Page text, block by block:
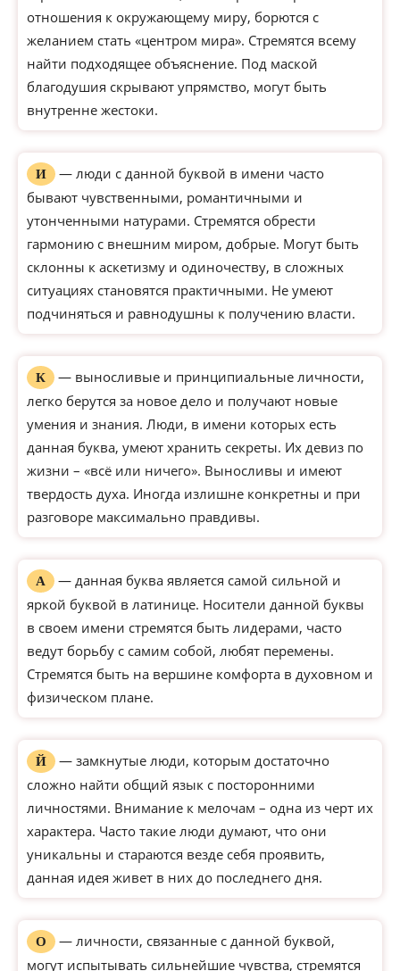
отношения к окружающему миру, борются с
желанием стать «центром мира». Стремятся всему
найти подходящее объяснение. Под маской
благодушия скрывают упрямство, могут быть
внутренне жестоки.
И
— люди с данной буквой в имени часто
бывают чувственными, романтичными и
утонченными натурами. Стремятся обрести
гармонию с внешним миром, добрые. Могут быть
склонны к аскетизму и одиночеству, в сложных
ситуациях становятся практичными. Не умеют
подчиняться и равнодушны к получению власти.
К
— выносливые и принципиальные личности,
легко берутся за новое дело и получают новые
умения и знания. Люди, в имени которых есть
данная буква, умеют хранить секреты. Их девиз по
жизни – «всё или ничего». Выносливы и имеют
твердость духа. Иногда излишне конкретны и при
разговоре максимально правдивы.
А
— данная буква является самой сильной и
яркой буквой в латинице. Носители данной буквы
в своем имени стремятся быть лидерами, часто
ведут борьбу с самим собой, любят перемены.
Стремятся быть на вершине комфорта в духовном и
физическом плане.
Й
— замкнутые люди, которым достаточно
сложно найти общий язык с посторонними
личностями. Внимание к мелочам – одна из черт их
характера. Часто такие люди думают, что они
уникальны и стараются везде себя проявить,
данная идея живет в них до последнего дня.
О
— личности, связанные с данной буквой,
могут испытывать сильнейшие чувства, стремятся